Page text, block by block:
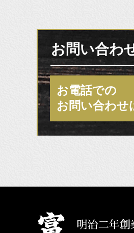
お問い合わ
お電話での
お問い合わせ